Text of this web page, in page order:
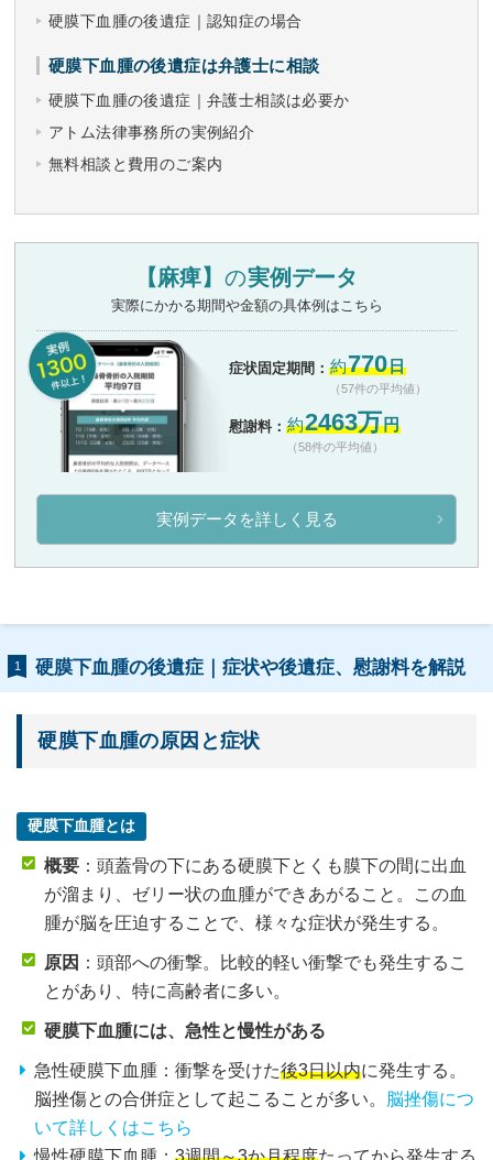
硬膜下血腫の後遺症｜認知症の場合
硬膜下血腫の後遺症は弁護士に相談
硬膜下血腫の後遺症｜弁護士相談は必要か
アトム法律事務所の実例紹介
無料相談と費用のご案内
【麻痺】 の実例データ
実際にかかる期間や金額の具体例はこちら
症状固定期間： 約770日
（57件の平均値）
慰謝料： 約2463万円
（58件の平均値）
実例データを詳しく見る
1 硬膜下血腫の後遺症｜症状や後遺症、慰謝料を解説
硬膜下血腫の原因と症状
硬膜下血腫とは
概要 ：頭蓋骨の下にある硬膜下とくも膜下の間に出血
が溜まり、ゼリー状の血腫ができあがること。この血
腫が脳を圧迫することで、様々な症状が発生する。
原因 ：頭部への衝撃。比較的軽い衝撃でも発生するこ
とがあり、特に高齢者に多い。
硬膜下血腫には、急性と慢性がある
急性硬膜下血腫：衝撃を受けた後3日以内に発生する。
脳挫傷との合併症として起こることが多い。
脳挫傷につ
いて詳しくはこちら
慢性硬膜下血腫： 3週間～3か月程度たってから発生する